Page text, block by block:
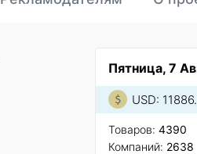
Пятница, 7
USD:
Товаров: 4390
Компаний: 2638